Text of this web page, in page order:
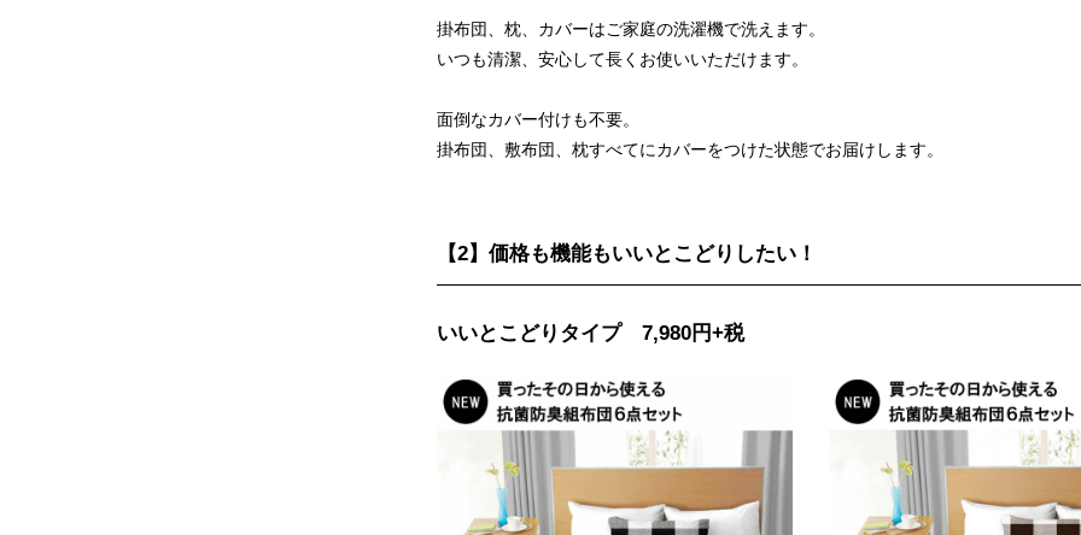
掛布団、枕、カバーはご家庭の洗濯機で洗えます。
いつも清潔、安心して長くお使いいただけます。
面倒なカバー付けも不要。
掛布団、敷布団、枕すべてにカバーをつけた状態でお届けします。
【2】価格も機能もいいとこどりしたい！
いいとこどりタイプ 7,980円+税